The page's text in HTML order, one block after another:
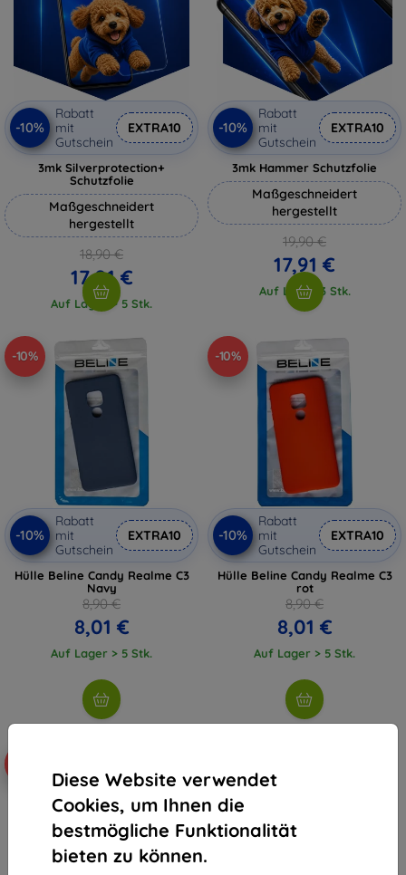
Diese Website verwendet
Cookies, um Ihnen die
bestmögliche Funktionalität
bieten zu können.
-10%
Rabatt
mit
Gutschein
EXTRA10
3mk Silverprotection+
Schutzfolie
Maßgeschneidert
hergestellt
18,90 €
17,01 €
Auf Lager > 5 Stk.
-10%
Rabatt
mit
Gutschein
EXTRA10
3mk Hammer Schutzfolie
Maßgeschneidert
hergestellt
19,90 €
17,91 €
Auf Lager 3 Stk.
-10%
-10%
Rabatt
mit
Gutschein
EXTRA10
Hülle Beline Candy Realme C3
Navy
8,90 €
8,01 €
Auf Lager > 5 Stk.
-10%
-10%
Rabatt
mit
Gutschein
EXTRA10
Hülle Beline Candy Realme C3
rot
8,90 €
8,01 €
Auf Lager > 5 Stk.